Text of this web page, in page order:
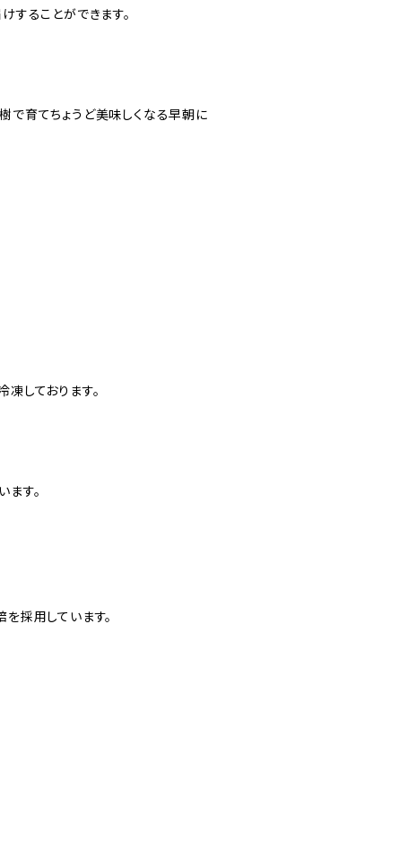
ることができます。
で育てちょうど美味しくなる早朝に
しております。
す。
採用しています。